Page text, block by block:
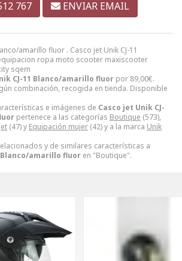
amarillo fluor . Casco jet Unik CJ-11
ropa moto scooter maxiscooter
sqem
CJ-11 Blanco/amarillo fluor por 89,00€.
combinación, recogida en tienda. Disponible
e imágenes de Casco jet Unik CJ-
pertenece a las categorías Boutique (573),
(47) y Equipación mujer (42) y a la marca Unik
y de similares características a
Blanco/amarillo fluor en "Boutique".
767 ENVIAR EMAIL